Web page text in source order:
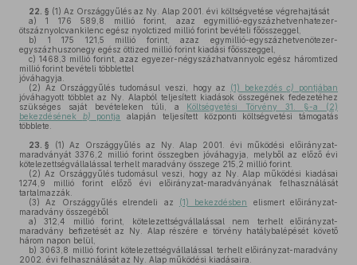
22. § (1) Az Országgyűlés az Ny. Alap 2001. évi költségvetése végrehajtását
a) 1 176 589,8 millió forint, azaz egymillió-egyszázhetvenhatezer-
ötszáznyolcvankilenc egész nyolctized millió forint bevételi főösszeggel,
b) 1 175 121,5 millió forint, azaz egymillió-egyszázhetvenötezer-
egyszázhuszonegy egész öttized millió forint kiadási főösszeggel,
c) 1468,3 millió forint, azaz egyezer-négyszázhatvannyolc egész háromtized
millió forint bevételi többlettel
jóváhagyja.
(2) Az Országgyűlés tudomásul veszi, hogy az (1) bekezdésc)
pontjában
jóváhagyott többlet az Ny. Alapból teljesített kiadások összegének fedezetéhez
szükséges saját bevételeken túli, a Költségvetési Törvény 31. §-a (2)
bekezdésének b) pontja
alapján teljesített központi költségvetési támogatás
többlete.
23. § (1) Az Országgyűlés az Ny. Alap 2001. évi működési előirányzat-
maradványát 3376,2 millió forint összegben jóváhagyja, melyből az előző évi
kötelezettségvállalással terhelt maradvány összege 215,2 millió forint.
(2) Az Országgyűlés tudomásul veszi, hogy az Ny. Alap működési kiadásai
1274,9 millió forint előző évi előirányzat-maradványának felhasználását
tartalmazzák.
(3) Az Országgyűlés elrendeli az (1) bekezdésben
elismert előirányzat-
maradvány összegéből
a) 312,4 millió forint, kötelezettségvállalással nem terhelt előirányzat-
maradvány befizetését az Ny. Alap részére e törvény hatálybalépését követő
három napon belül,
b) 3063,8 millió forint kötelezettségvállalással terhelt előirányzat-maradvány
2002. évi felhasználását az Ny. Alap működési kiadásaira.